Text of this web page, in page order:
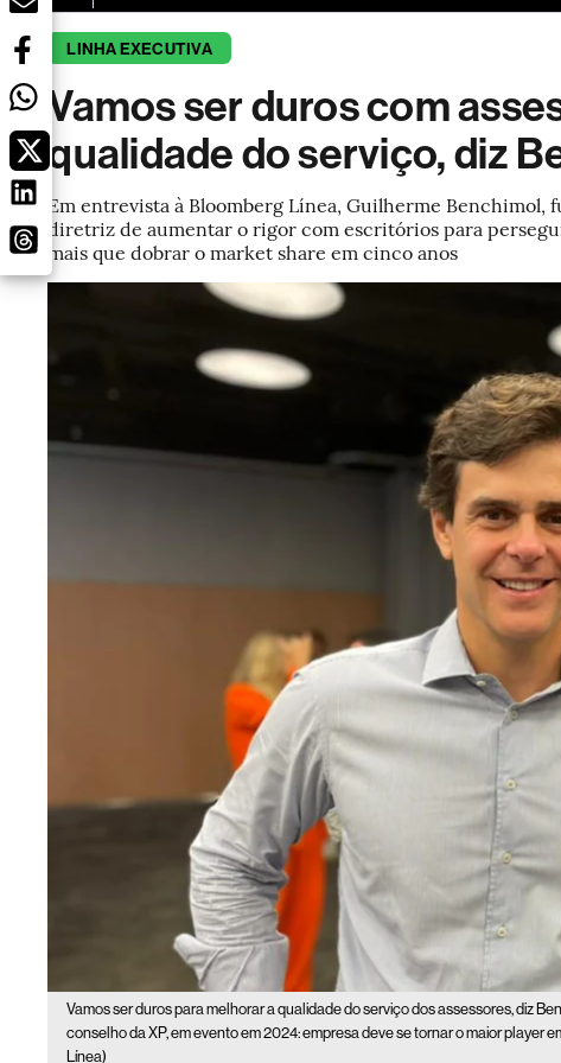
LINHA EXECUTIVA
Vamos ser duros com
qualidade do serviço, diz
Em entrevista à Bloomberg Línea, Guilherme Benchimol,
diretriz de aumentar o rigor com escritórios para
mais que dobrar o market share em cinco anos
Vamos ser duros para melhorar a qualidade do serviço dos assessores, diz
conselho da XP, em evento em 2024: empresa deve se tornar o maior player
Línea)